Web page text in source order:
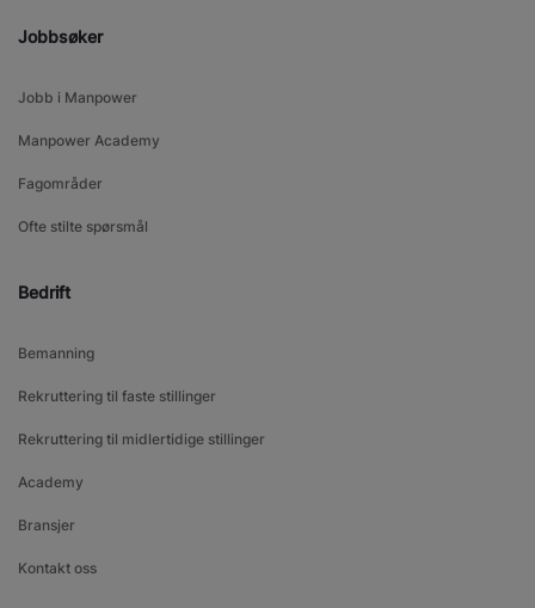
Jobbsøker
Jobb i Manpower
Manpower Academy
Fagområder
Ofte stilte spørsmål
Bedrift
Bemanning
Rekruttering til faste stillinger
Rekruttering til midlertidige stillinger
Academy
Bransjer
Kontakt oss